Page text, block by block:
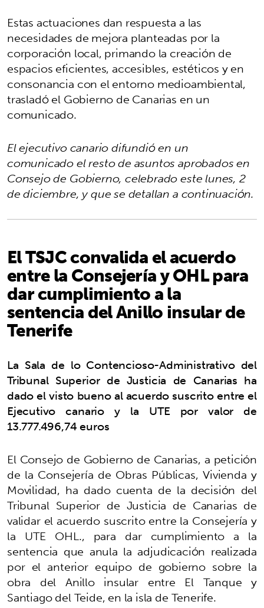
Estas actuaciones dan respuesta a las
necesidades de mejora planteadas por la
corporación local, primando la creación de
espacios eficientes, accesibles, estéticos y en
consonancia con el entorno medioambiental,
trasladó el Gobierno de Canarias en un
comunicado.
El ejecutivo canario difundió en un
comunicado el resto de asuntos aprobados en
Consejo de Gobierno, celebrado este lunes, 2
de diciembre, y que se detallan a continuación.
El TSJC convalida el acuerdo
entre la Consejería y OHL para
dar cumplimiento a la
sentencia del Anillo insular de
Tenerife
La Sala de lo Contencioso-Administrativo del
Tribunal Superior de Justicia de Canarias ha
dado el visto bueno al acuerdo suscrito entre el
Ejecutivo canario y la UTE por valor de
13.777.496,74 euros
El Consejo de Gobierno de Canarias, a petición
de la Consejería de Obras Públicas, Vivienda y
Movilidad, ha dado cuenta de la decisión del
Tribunal Superior de Justicia de Canarias de
validar el acuerdo suscrito entre la Consejería y
la UTE OHL., para dar cumplimiento a la
sentencia que anula la adjudicación realizada
por el anterior equipo de gobierno sobre la
obra del Anillo insular entre El Tanque y
Santiago del Teide, en la isla de Tenerife.